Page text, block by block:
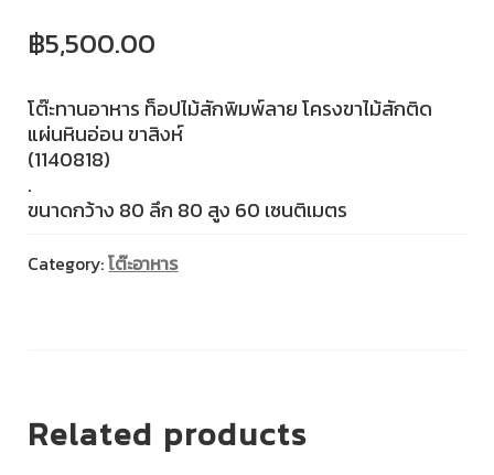
฿5,500.00
โต๊ะทานอาหาร ท็อปไม้สักพิมพ์ลาย โครงขาไม้สักติด
แผ่นหินอ่อน ขาสิงห์
(1140818)
.
ขนาดกว้าง 80 ลึก 80 สูง 60 เซนติเมตร
Category:โต๊ะอาหาร
Related products